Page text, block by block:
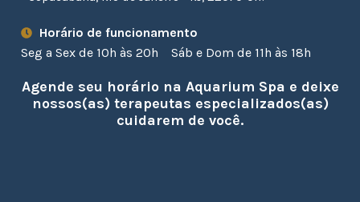
Endereço:Av. Nossa Sra. de Copacabana, 1133 (Sala 503)
- Copacabana, Rio de Janeiro - RJ, 22070-011.
Horário de funcionamento
Seg a Sex de 10h às 20h
Sáb e Dom de 11h às 18h
Agende seu horário na Aquarium Spa e deixe
nossos(as) terapeutas especializados(as)